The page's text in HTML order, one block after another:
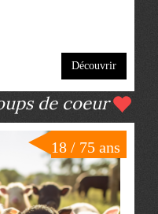
Découvrir
de coeur
18 / 75 ans